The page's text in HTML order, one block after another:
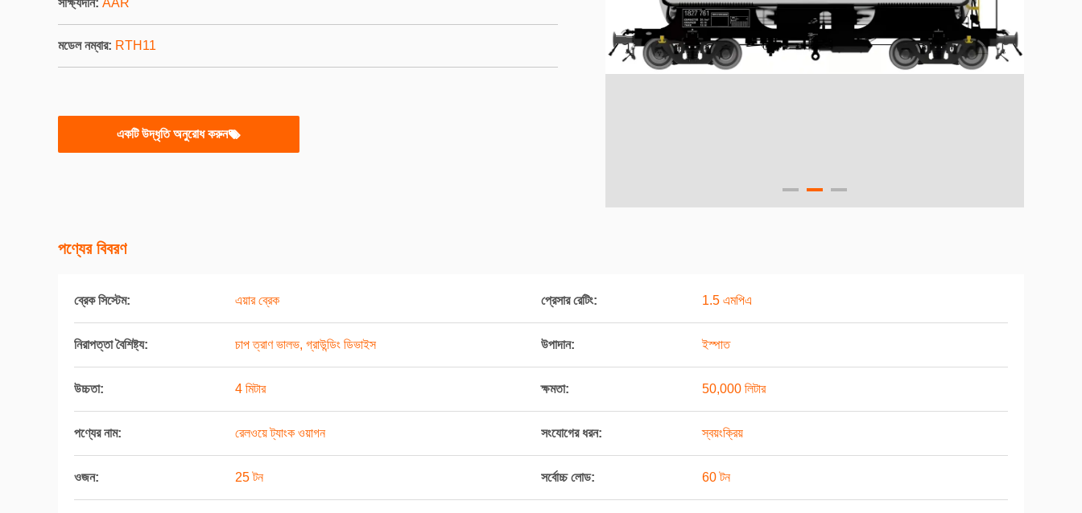
সাক্ষ্যদান: AAR
মডেল নম্বার: RTH11
একটি উদ্ধৃতি অনুরোধ করুন
পণ্যের বিবরণ
ব্রেক সিস্টেম: এয়ার ব্রেক প্রেসার রেটিং: 1.5 এমপিএ
নিরাপত্তা বৈশিষ্ট্য: চাপ ত্রাণ ভালভ, গ্রাউন্ডিং ডিভাইস উপাদান: ইস্পাত
উচ্চতা: 4 মিটার ক্ষমতা: 50,000 লিটার
পণ্যের নাম: রেলওয়ে ট্যাংক ওয়াগন সংযোগের ধরন: স্বয়ংক্রিয়
ওজন: 25 টন সর্বোচ্চ লোড: 60 টন